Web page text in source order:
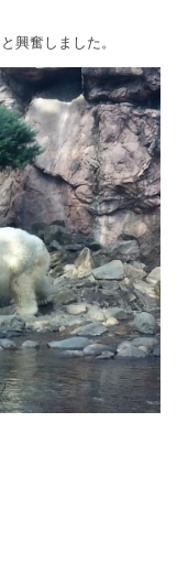
興奮しました。